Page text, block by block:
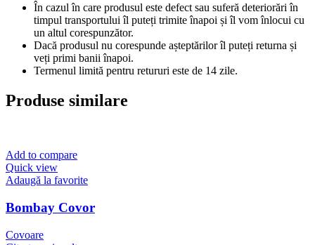
În cazul în care produsul este defect sau suferă deteriorări în
timpul transportului îl puteți trimite înapoi și îl vom înlocui cu
un altul corespunzător.
Dacă produsul nu corespunde așteptărilor îl puteți returna și
veți primi banii înapoi.
Termenul limită pentru retururi este de 14 zile.
Produse similare
Add to compare
Quick view
Adaugă la favorite
Bombay Covor
Covoare